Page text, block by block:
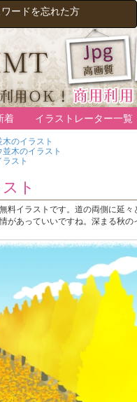
ードを忘れた方
着 イラストレーター一覧
のイラスト
並木のイラスト
スト
ト
料イラストです。道の両側に延
があっていいですね。深まる秋